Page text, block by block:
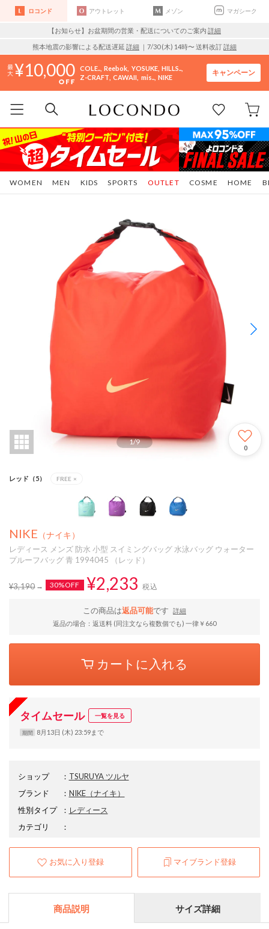
ロコンド アウトレット メゾン マガシーク
【お知らせ】お盆期間の営業・配送についてのご案内 詳細
熊本地震の影響による配送遅延 詳細 ｜7/30 (木) 14時〜 送料改訂詳細
10,000 COLE.. Reebok YOSUKE HILLS..
Z-CRAFT CAWAII mis.. NIKE
キャンペーン
WOMEN MEN KIDS SPORTS COSME HOME
OUTLET
1/9
0
レッド（5） FREE ×
NIKE （ナイキ）
レディース メンズ 防水 小型 スイミングバッグ 水泳バッグ ウォーター
プルーフバッグ 青 1994045 （レッド）
¥3,190 30%OFF ¥2,233 税込
この商品は返品可能です
詳細
返品の場合：返送料 (同注文なら複数個でも) 一律￥660
カートに入れる
タイムセール 一覧を見る
期間 8月13日 (木) 23:59まで
ショップ ： TSURUYA ツルヤ
ブランド
： NIKE（ナイキ）
性別タイプ
： レディース
カテゴリ
：
お気に入り登録 マイブランド登録
商品説明 サイズ詳細